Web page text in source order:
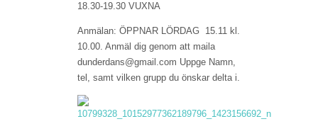
18.30-19.30 VUXNA
Anmälan: ÖPPNAR LÖRDAG 15.11 kl.
10.00. Anmäl dig genom att maila
dunderdans@gmail.com Uppge Namn,
tel, samt vilken grupp du önskar delta i.